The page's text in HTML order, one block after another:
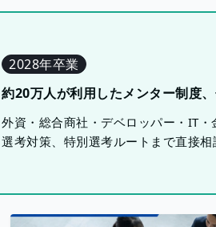
2028年卒業
約20万人が利用したメンター制度
外資・総合商社・デベロッパー・IT
選考対策、特別選考ルートまで直接相